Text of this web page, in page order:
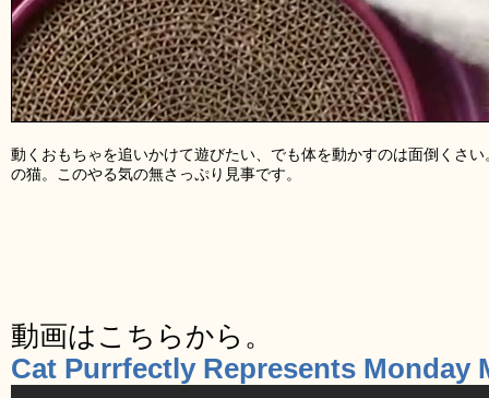
動くおもちゃを追いかけて遊びたい、でも体を動かすのは面倒くさ
の猫。このやる気の無さっぷり見事です。
動画はこちらから。
Cat Purrfectly Represents Monday